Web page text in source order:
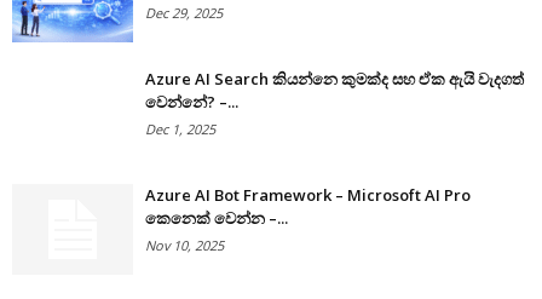
Dec 29, 2025
Azure AI Search කියන්නෙ කුමක්ද සහ ඒක ඇයි වැදගත්
වෙන්නේ? –...
Dec 1, 2025
Azure AI Bot Framework – Microsoft AI Pro
කෙනෙක් වෙන්න –...
Nov 10, 2025